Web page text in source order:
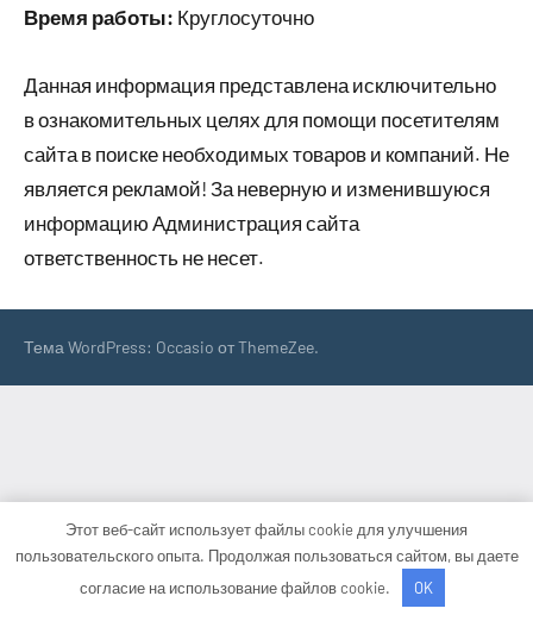
Время работы: Круглосуточно
Данная информация представлена исключительно
в ознакомительных целях для помощи посетителям
сайта в поиске необходимых товаров и компаний. Не
является рекламой! За неверную и изменившуюся
информацию Администрация сайта
ответственность не несет.
Тема WordPress: Occasio от ThemeZee.
Этот веб-сайт использует файлы cookie для улучшения
пользовательского опыта. Продолжая пользоваться сайтом, вы даете
согласие на использование файлов cookie.
OK